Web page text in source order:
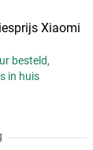
Xiaomi
besteld,
in huis